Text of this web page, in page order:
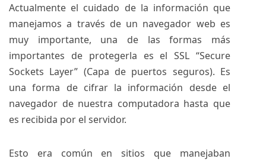
Actualmente el cuidado de la información que
manejamos a través de un navegador web es
muy importante, una de las formas más
importantes de protegerla es el SSL “Secure
Sockets Layer” (Capa de puertos seguros). Es
una forma de cifrar la información desde el
navegador de nuestra computadora hasta que
es recibida por el servidor.
Esto era común en sitios que manejaban